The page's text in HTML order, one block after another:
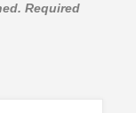
Required